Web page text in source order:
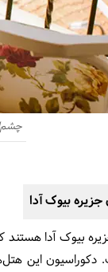
جزیره بیوک آدا
بیوک آدا
دکوراسیون این